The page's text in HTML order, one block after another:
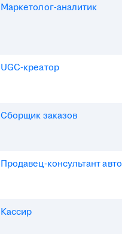
Маркетолог-аналитик
UGC-креатор
Сборщик заказов
Продавец-консультант авто
Кассир